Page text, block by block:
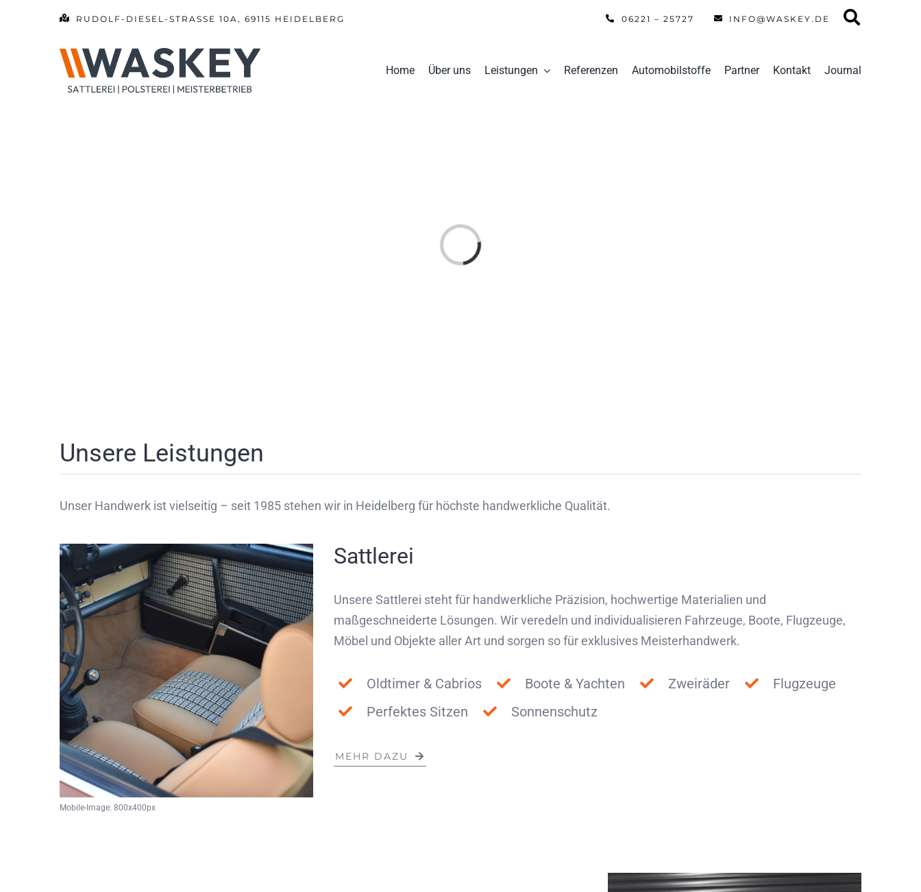
RUDOLF-DIESEL-STRASSE 10A, 69115 HEIDELBERG 06221 – 25727 INFO@WASKEY.DE
Home Über uns Leistungen Referenzen Automobilstoffe Partner Kontakt Journal
Laden...
Unsere Leistungen
Unser Handwerk ist vielseitig – seit 1985 stehen wir in Heidelberg für höchste handwerkliche Qualität.
Mobile-Image: 800x400px
Sattlerei
Unsere Sattlerei steht für handwerkliche Präzision, hochwertige Materialien und
maßgeschneiderte Lösungen. Wir veredeln und individualisieren Fahrzeuge, Boote, Flugzeuge,
Möbel und Objekte aller Art und sorgen so für exklusives Meisterhandwerk.
Oldtimer & Cabrios Boote & Yachten Zweiräder
Flugzeuge
Perfektes Sitzen
Sonnenschutz
MEHR DAZU